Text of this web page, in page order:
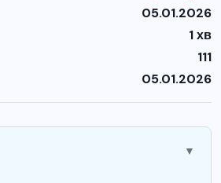
05.01.2026
1 хв
111
05.01.2026
▼